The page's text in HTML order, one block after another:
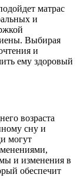
матрас
и
Выбирая
и
ему здоровый
возраста
сну и
могут
и изменения в
обеспечит